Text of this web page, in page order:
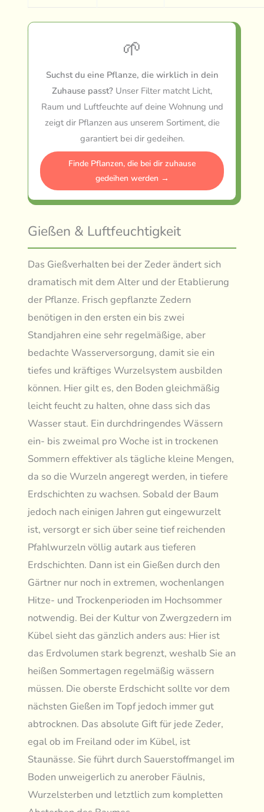
🌱
Suchst du eine Pflanze, die wirklich in dein
Zuhause passt? Unser Filter matcht Licht,
Raum und Luftfeuchte auf deine Wohnung und
zeigt dir Pflanzen aus unserem Sortiment, die
garantiert bei dir gedeihen.
Finde Pflanzen, die bei dir zuhause
gedeihen werden →
Gießen & Luftfeuchtigkeit
Das Gießverhalten bei der Zeder ändert sich
dramatisch mit dem Alter und der Etablierung
der Pflanze. Frisch gepflanzte Zedern
benötigen in den ersten ein bis zwei
Standjahren eine sehr regelmäßige, aber
bedachte Wasserversorgung, damit sie ein
tiefes und kräftiges Wurzelsystem ausbilden
können. Hier gilt es, den Boden gleichmäßig
leicht feucht zu halten, ohne dass sich das
Wasser staut. Ein durchdringendes Wässern
ein- bis zweimal pro Woche ist in trockenen
Sommern effektiver als tägliche kleine Mengen,
da so die Wurzeln angeregt werden, in tiefere
Erdschichten zu wachsen. Sobald der Baum
jedoch nach einigen Jahren gut eingewurzelt
ist, versorgt er sich über seine tief reichenden
Pfahlwurzeln völlig autark aus tieferen
Erdschichten. Dann ist ein Gießen durch den
Gärtner nur noch in extremen, wochenlangen
Hitze- und Trockenperioden im Hochsommer
notwendig. Bei der Kultur von Zwergzedern im
Kübel sieht das gänzlich anders aus: Hier ist
das Erdvolumen stark begrenzt, weshalb Sie an
heißen Sommertagen regelmäßig wässern
müssen. Die oberste Erdschicht sollte vor dem
nächsten Gießen im Topf jedoch immer gut
abtrocknen. Das absolute Gift für jede Zeder,
egal ob im Freiland oder im Kübel, ist
Staunässe. Sie führt durch Sauerstoffmangel im
Boden unweigerlich zu anerober Fäulnis,
Wurzelsterben und letztlich zum kompletten